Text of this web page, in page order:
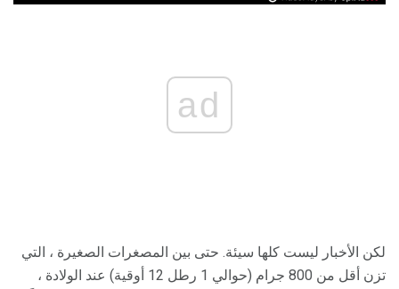
ad
لكن الأخبار ليست كلها سيئة. حتى بين المصغرات الصغيرة ، التي
تزن أقل من 800 جرام (حوالي 1 رطل 12 أوقية) عند الولادة ،